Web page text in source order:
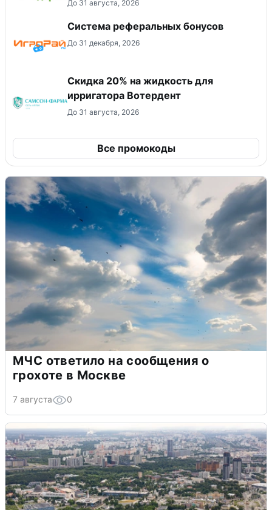
До 31 августа, 2026
Система реферальных бонусов
До 31 декабря, 2026
Скидка 20% на жидкость для
ирригатора Вотердент
До 31 августа, 2026
Все промокоды
МЧС ответило на сообщения о
грохоте в Москве
7 августа 0